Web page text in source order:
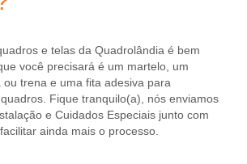
e telas da Quadrolândia é bem
você precisará é um martelo, um
ou trena e uma fita adesiva para
Fique tranquilo(a), nós enviamos
e Cuidados Especiais junto com
ainda mais o processo.